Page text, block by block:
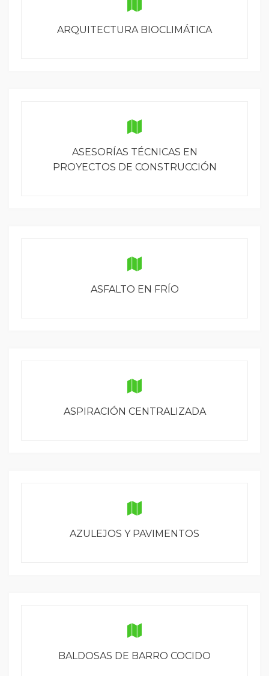
ARQUITECTURA BIOCLIMÁTICA
ASESORÍAS TÉCNICAS EN
PROYECTOS DE CONSTRUCCIÓN
ASFALTO EN FRÍO
ASPIRACIÓN CENTRALIZADA
AZULEJOS Y PAVIMENTOS
BALDOSAS DE BARRO COCIDO